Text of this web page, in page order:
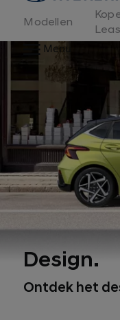
Modellen
Menu
Design.
Ontdek het